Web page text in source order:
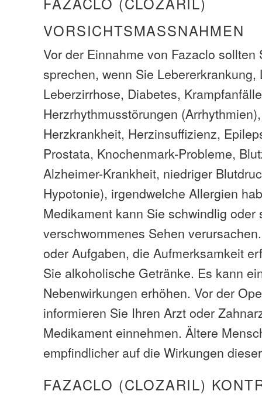
VORSICHTSMASSNAHMEN
Vor der Einnahme von Fazaclo sollten
sprechen, wenn Sie
Leberzirrhose, Diabetes,
Herzrhythmusstörungen
Herzkrankheit, Herzinsuffizienz,
Prostata, Knochenmark-Probleme,
Alzheimer-Krankheit, niedriger
Hypotonie), irgendwelche Allergien
Medikament kann Sie schwindlig oder
verschwommenes Sehen
oder Aufgaben, die Aufmerksamkeit
Sie alkoholische Getränke. Es kann
Nebenwirkungen erhöhen. Vor der
informieren Sie Ihren Arzt oder
Medikament einnehmen. Ältere
empfindlicher auf die Wirkungen
FAZACLO (CLOZARIL)